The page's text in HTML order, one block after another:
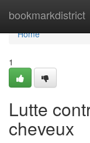
bookmarkdistrict
Home
Home
1
Lutte
cheveux